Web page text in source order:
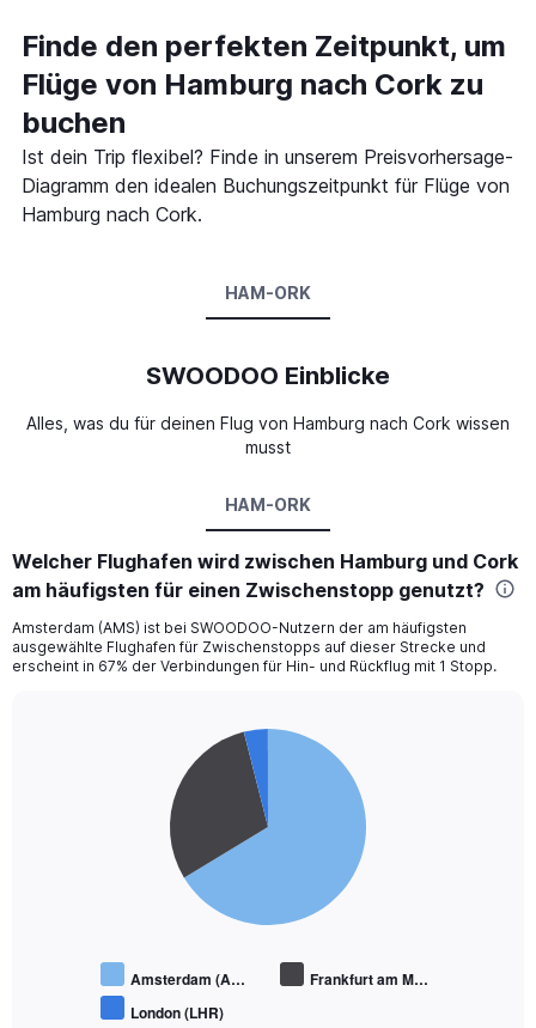
Finde den perfekten Zeitpunkt, um
Flüge von Hamburg nach Cork zu
buchen
Ist dein Trip flexibel? Finde in unserem Preisvorhersage-
Diagramm den idealen Buchungszeitpunkt für Flüge von
Hamburg nach Cork.
HAM-ORK
SWOODOO Einblicke
Alles, was du für deinen Flug von Hamburg nach Cork wissen
musst
HAM-ORK
Welcher Flughafen wird zwischen Hamburg und Cork
am häufigsten für einen Zwischenstopp genutzt?
Amsterdam (AMS) ist bei SWOODOO-Nutzern der am häufigsten
ausgewählte Flughafen für Zwischenstopps auf dieser Strecke und
erscheint in 67% der Verbindungen für Hin- und Rückflug mit 1 Stopp.
Amsterdam (A…
Frankfurt am M…
London (LHR)